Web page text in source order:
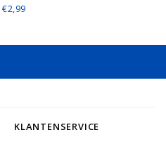
€2,99
KLANTENSERVICE